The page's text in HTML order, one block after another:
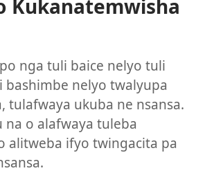
Kukanatemwisha
nga tuli baice nelyo tuli
bashimbe nelyo twalyupa
tulafwaya ukuba ne nsansa.
na o alafwaya tuleba
alitweba ifyo twingacita pa